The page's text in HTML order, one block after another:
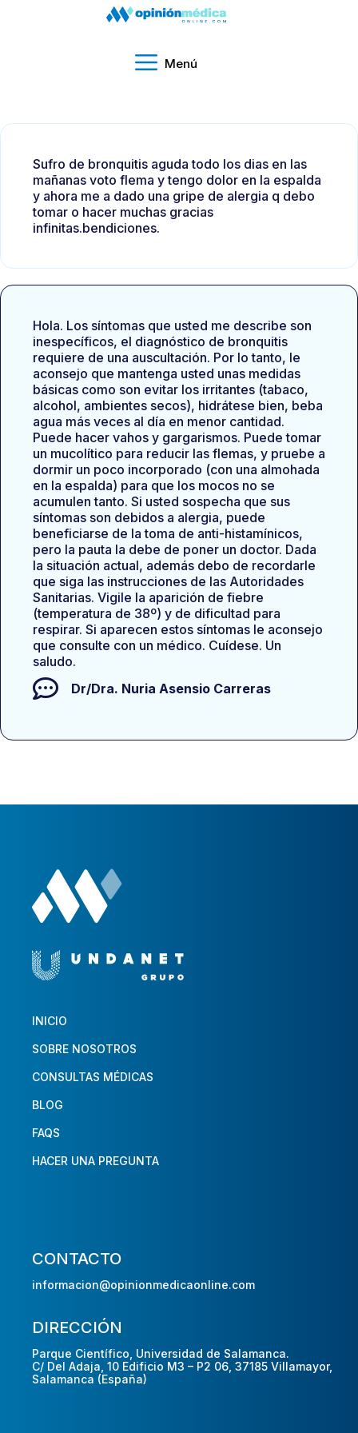
Menú
Sufro de bronquitis aguda todo los dias en las
mañanas voto flema y tengo dolor en la espalda
y ahora me a dado una gripe de alergia q debo
tomar o hacer muchas gracias
infinitas.bendiciones.
Hola. Los síntomas que usted me describe son
inespecíficos, el diagnóstico de bronquitis
requiere de una auscultación. Por lo tanto, le
aconsejo que mantenga usted unas medidas
básicas como son evitar los irritantes (tabaco,
alcohol, ambientes secos), hidrátese bien, beba
agua más veces al día en menor cantidad.
Puede hacer vahos y gargarismos. Puede tomar
un mucolítico para reducir las flemas, y pruebe a
dormir un poco incorporado (con una almohada
en la espalda) para que los mocos no se
acumulen tanto. Si usted sospecha que sus
síntomas son debidos a alergia, puede
beneficiarse de la toma de anti-histamínicos,
pero la pauta la debe de poner un doctor. Dada
la situación actual, además debo de recordarle
que siga las instrucciones de las Autoridades
Sanitarias. Vigile la aparición de fiebre
(temperatura de 38º) y de dificultad para
respirar. Si aparecen estos síntomas le aconsejo
que consulte con un médico. Cuídese. Un
saludo.
Dr/Dra. Nuria Asensio Carreras
INICIO
SOBRE NOSOTROS
CONSULTAS MÉDICAS
BLOG
FAQS
HACER UNA PREGUNTA
CONTACTO
informacion@opinionmedicaonline.com
DIRECCIÓN
Parque Científico, Universidad de Salamanca.
C/ Del Adaja, 10 Edificio M3 – P2 06, 37185 Villamayor,
Salamanca (España)